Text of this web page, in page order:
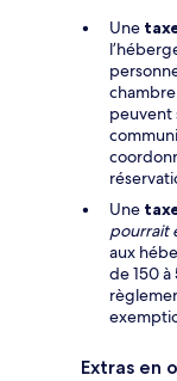
Une
peuvent
Une
pourrait
aux
de 150
Extras en